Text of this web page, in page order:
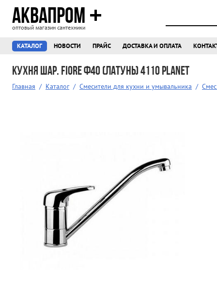
АКВАПРОМ
оптовый магазин сантехники
КАТАЛОГ НОВОСТИ ПРАЙС ДОСТАВКА И ОПЛАТА
Кухня шар. Fiore ф40 (латунь) 4110 PLANET
Главная / Каталог / Смесители для кухни и умывальника /